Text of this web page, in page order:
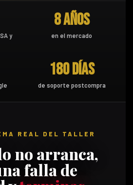
y
8 años
en el mercado
180 días
de soporte postcompra
REAL DEL TALLER
no arranca,
falla de